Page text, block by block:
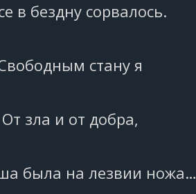
в бездну сорвалось.
стану я
От зла и от добра,
была на лезвии ножа…